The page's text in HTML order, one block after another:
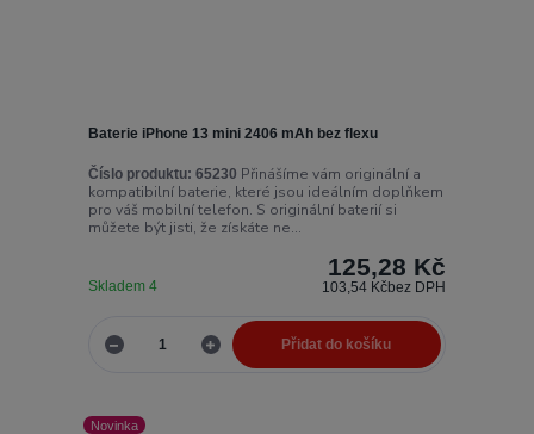
Baterie iPhone 13 mini 2406 mAh bez flexu
Číslo produktu: 65230 Přinášíme vám originální a
kompatibilní baterie, které jsou ideálním doplňkem
pro váš mobilní telefon. S originální baterií si
můžete být jisti, že získáte ne...
125,28 Kč
103,54 Kčbez DPH
Skladem 4
Přidat do košíku
Novinka